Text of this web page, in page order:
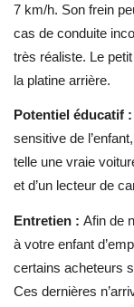
7 km/h. Son frein
cas de conduite
très réaliste. Le
la platine arrière.
Potentiel éducatif :
sensitive de
telle une vraie
et d’un lecteur de
Entretien : Afin de
à votre enfant
certains acheteurs
Ces dernières